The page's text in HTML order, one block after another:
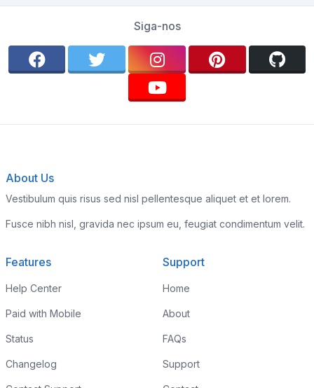
Siga-nos
About Us
Vestibulum quis risus sed nisl pellentesque aliquet et et lorem.
Fusce nibh nisl, gravida nec ipsum eu, feugiat condimentum velit.
Features
Help Center
Paid with Mobile
Status
Changelog
Support
Home
About
FAQs
Support